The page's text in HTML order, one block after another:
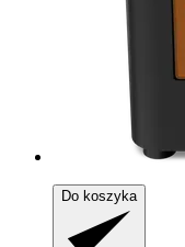
Do koszyka